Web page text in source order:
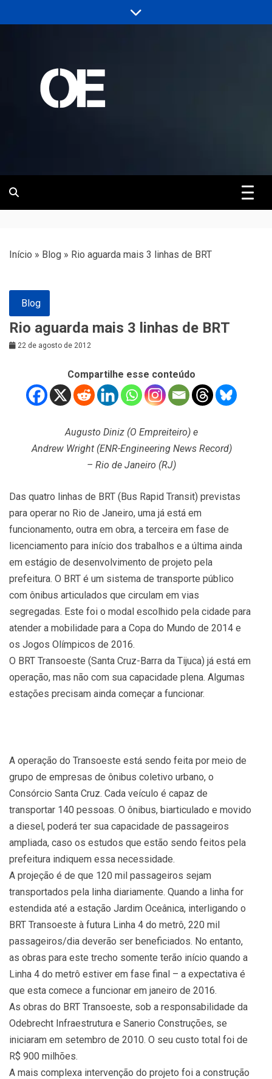
to
Revista | O
Empreiteiro
Início » Blog » Rio aguarda mais 3 linhas de BRT
Blog
Rio aguarda mais 3 linhas de BRT
22 de agosto de 2012
Compartilhe esse conteúdo
Augusto Diniz (O Empreiteiro) e
Andrew Wright (ENR-Engineering News Record)
– Rio de Janeiro (RJ)
Das quatro linhas de BRT (Bus Rapid Transit) previstas
para operar no Rio de Janeiro, uma já está em
funcionamento, outra em obra, a terceira em fase de
licenciamento para início dos trabalhos e a última ainda
em estágio de desenvolvimento de projeto pela
prefeitura. O BRT é um sistema de transporte público
com ônibus articulados que circulam em vias
segregadas. Este foi o modal escolhido pela cidade para
atender a mobilidade para a Copa do Mundo de 2014 e
os Jogos Olímpicos de 2016.
O BRT Transoeste (Santa Cruz-Barra da Tijuca) já está em
operação, mas não com sua capacidade plena. Algumas
estações precisam ainda começar a funcionar.
A operação do Transoeste está sendo feita por meio de
grupo de empresas de ônibus coletivo urbano, o
Consórcio Santa Cruz. Cada veículo é capaz de
transportar 140 pessoas. O ônibus, biarticulado e movido
a diesel, poderá ter sua capacidade de passageiros
ampliada, caso os estudos que estão sendo feitos pela
prefeitura indiquem essa necessidade.
A projeção é de que 120 mil passageiros sejam
transportados pela linha diariamente. Quando a linha for
estendida até a estação Jardim Oceânica, interligando o
BRT Transoeste à futura Linha 4 do metrô, 220 mil
passageiros/dia deverão ser beneficiados. No entanto,
as obras para este trecho somente terão início quando a
Linha 4 do metrô estiver em fase final – a expectativa é
que esta comece a funcionar em janeiro de 2016.
As obras do BRT Transoeste, sob a responsabilidade da
Odebrecht Infraestrutura e Sanerio Construções, se
iniciaram em setembro de 2010. O seu custo total foi de
R$ 900 milhões.
A mais complexa intervenção do projeto foi a construção